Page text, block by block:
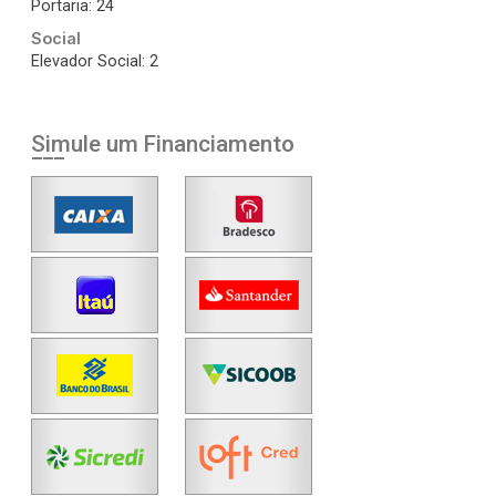
Portaria: 24
Social
Elevador Social: 2
Simule um Financiamento